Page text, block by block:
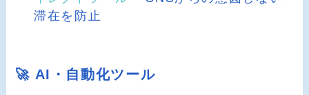
滞在を防止
🚀 AI・自動化ツール